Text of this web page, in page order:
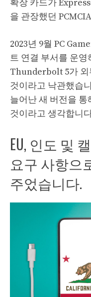
확장 카드가
을 관장했던
2023년 9월 PC
트 연결 부서를 운
Thunderbolt 5가 외
것이라고 낙관했습
늘어난 새 버전을
것이라고 생각합니
EU, 인도 및
요구 사항으
주었습니다.